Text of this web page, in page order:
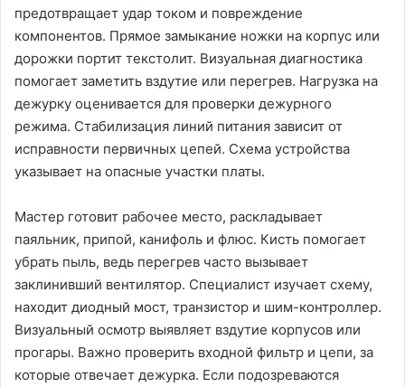
предотвращает удар током и повреждение
компонентов. Прямое замыкание ножки на корпус или
дорожки портит текстолит. Визуальная диагностика
помогает заметить вздутие или перегрев. Нагрузка на
дежурку оценивается для проверки дежурного
режима. Стабилизация линий питания зависит от
исправности первичных цепей. Схема устройства
указывает на опасные участки платы.
Мастер готовит рабочее место, раскладывает
паяльник, припой, канифоль и флюс. Кисть помогает
убрать пыль, ведь перегрев часто вызывает
заклинивший вентилятор. Специалист изучает схему,
находит диодный мост, транзистор и шим-контроллер.
Визуальный осмотр выявляет вздутие корпусов или
прогары. Важно проверить входной фильтр и цепи, за
которые отвечает дежурка. Если подозреваются